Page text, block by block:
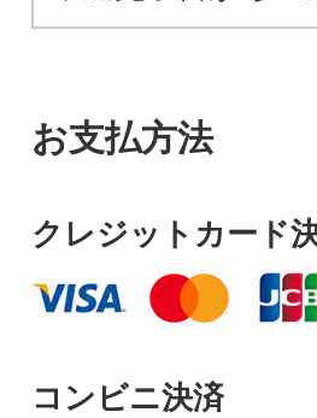
お支払方法
クレジットカード
コンビニ決済